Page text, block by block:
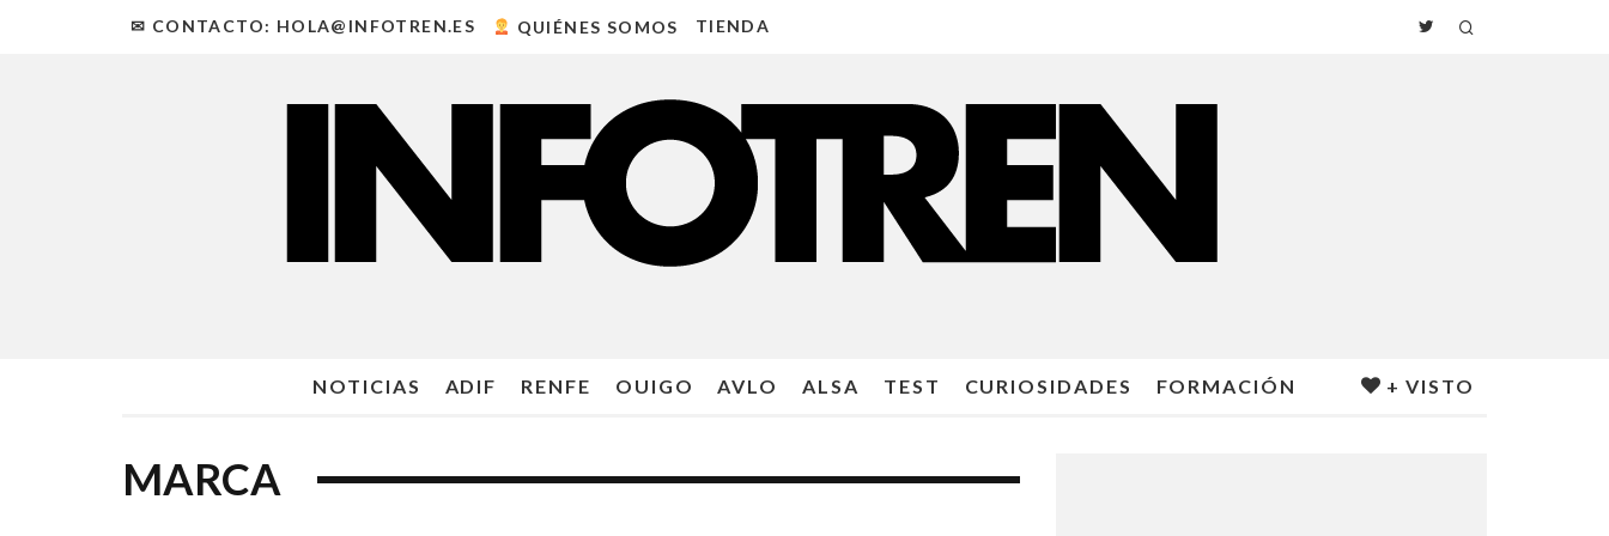
✉ CONTACTO: HOLA@INFOTREN.ES QUIÉNES SOMOS TIENDA
NOTICIAS ADIF RENFE OUIGO AVLO ALSA TEST CURIOSIDADES FORMACIÓN + VISTO
MARCA